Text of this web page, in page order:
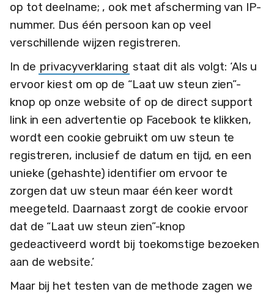
op tot deelname; , ook met afscherming van IP-
nummer. Dus één persoon kan op veel
verschillende wijzen registreren.
In de privacyverklaring staat dit als volgt: ‘Als u
ervoor kiest om op de “Laat uw steun zien”-
knop op onze website of op de direct support
link in een advertentie op Facebook te klikken,
wordt een cookie gebruikt om uw steun te
registreren, inclusief de datum en tijd, en een
unieke (gehashte) identifier om ervoor te
zorgen dat uw steun maar één keer wordt
meegeteld. Daarnaast zorgt de cookie ervoor
dat de “Laat uw steun zien”-knop
gedeactiveerd wordt bij toekomstige bezoeken
aan de website.’
Maar bij het testen van de methode zagen we